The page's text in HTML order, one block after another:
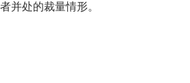
并处的裁量情形。